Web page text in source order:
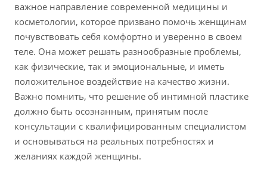
важное направление современной медицины и
косметологии, которое призвано помочь женщинам
почувствовать себя комфортно и уверенно в своем
теле. Она может решать разнообразные проблемы,
как физические, так и эмоциональные, и иметь
положительное воздействие на качество жизни.
Важно помнить, что решение об интимной пластике
должно быть осознанным, принятым после
консультации с квалифицированным специалистом
и основываться на реальных потребностях и
желаниях каждой женщины.